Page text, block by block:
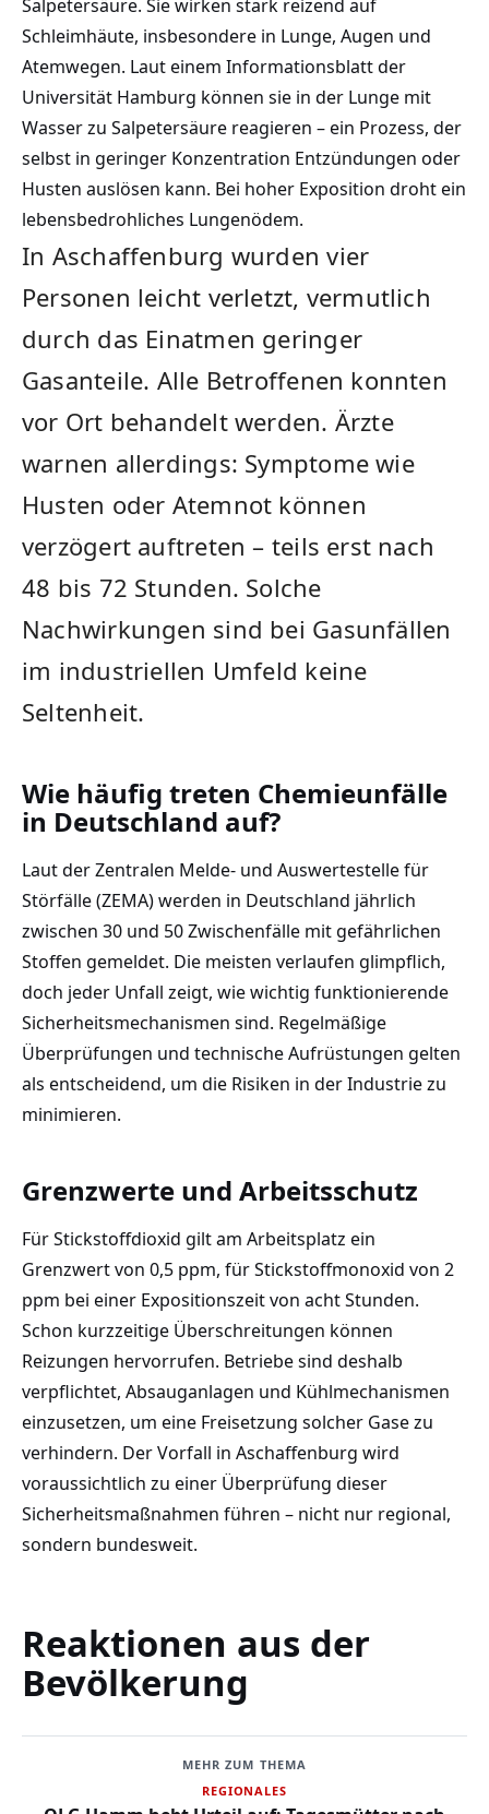
Salpetersäure. Sie wirken stark reizend auf
Schleimhäute, insbesondere in Lunge, Augen und
Atemwegen. Laut einem Informationsblatt der
Universität Hamburg können sie in der Lunge mit
Wasser zu Salpetersäure reagieren – ein Prozess, der
selbst in geringer Konzentration Entzündungen oder
Husten auslösen kann. Bei hoher Exposition droht ein
lebensbedrohliches Lungenödem.
In Aschaffenburg wurden vier
Personen leicht verletzt, vermutlich
durch das Einatmen geringer
Gasanteile. Alle Betroffenen konnten
vor Ort behandelt werden. Ärzte
warnen allerdings: Symptome wie
Husten oder Atemnot können
verzögert auftreten – teils erst nach
48 bis 72 Stunden. Solche
Nachwirkungen sind bei Gasunfällen
im industriellen Umfeld keine
Seltenheit.
Wie häufig treten Chemieunfälle
in Deutschland auf?
Laut der Zentralen Melde- und Auswertestelle für
Störfälle (ZEMA) werden in Deutschland jährlich
zwischen 30 und 50 Zwischenfälle mit gefährlichen
Stoffen gemeldet. Die meisten verlaufen glimpflich,
doch jeder Unfall zeigt, wie wichtig funktionierende
Sicherheitsmechanismen sind. Regelmäßige
Überprüfungen und technische Aufrüstungen gelten
als entscheidend, um die Risiken in der Industrie zu
minimieren.
Grenzwerte und Arbeitsschutz
Für Stickstoffdioxid gilt am Arbeitsplatz ein
Grenzwert von 0,5 ppm, für Stickstoffmonoxid von 2
ppm bei einer Expositionszeit von acht Stunden.
Schon kurzzeitige Überschreitungen können
Reizungen hervorrufen. Betriebe sind deshalb
verpflichtet, Absauganlagen und Kühlmechanismen
einzusetzen, um eine Freisetzung solcher Gase zu
verhindern. Der Vorfall in Aschaffenburg wird
voraussichtlich zu einer Überprüfung dieser
Sicherheitsmaßnahmen führen – nicht nur regional,
sondern bundesweit.
Reaktionen aus der
Bevölkerung
MEHR ZUM THEMA
REGIONALES